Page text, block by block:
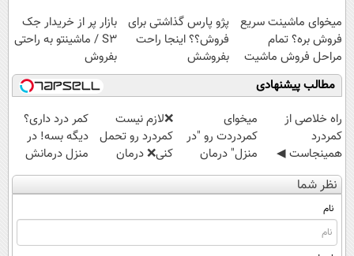
قسطی
میخوای ماشینت سریع
فروش بره؟ تمام
مراحل فروش ماشیت
رو به ما بسپر
پژو پارس گذاشتی برای
فروش؟؟ اینجا راحت
بفروشش
بازار پر از خریدار جک
S3 / ماشینتو به راحتی
بفروش
مطالب پیشنهادی
‌راه خلاصی از
کمردرد
همینجاست ◀
فقط کافیه فرم
رو پر کنی!
میخوای
کمردردت رو "در
منزل" درمان
کنی؟ (◂فیلم +
◂پرسش‌نامه)
❌لازم نیست
کمردرد رو تحمل
کنی❌ درمان
بدون جراحی و
قرص
کمر درد داری؟
دیگه بسه! در
منزل درمانش
کن
(◀پرسش‌نامه)
نظر شما
نام